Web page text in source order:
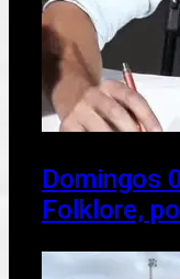
Domingos
Folklore,